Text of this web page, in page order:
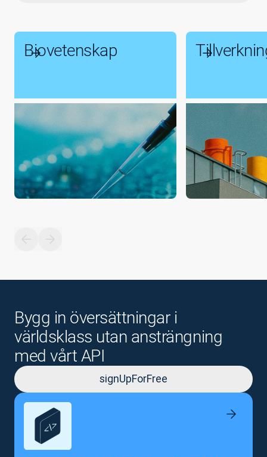
Biovetenskap
Bygg in översättningar i
världsklass utan ansträngning
med vårt API
signUpForFree